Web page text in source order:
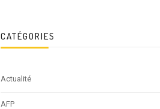
CATÉGORIES
Actualité
AFP